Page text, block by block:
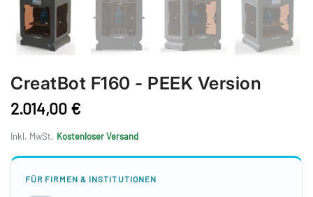
CreatBot F160 - PEEK Version
2.014,00 €
Inkl. MwSt. Kostenloser Versand
FÜR FIRMEN & INSTITUTIONEN